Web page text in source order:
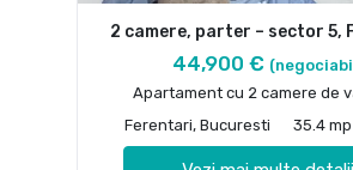
2 camere, parter – sector 5,
44,900 €
Apartament cu 2 camere de
Ferentari, Bucuresti
35.4 mp